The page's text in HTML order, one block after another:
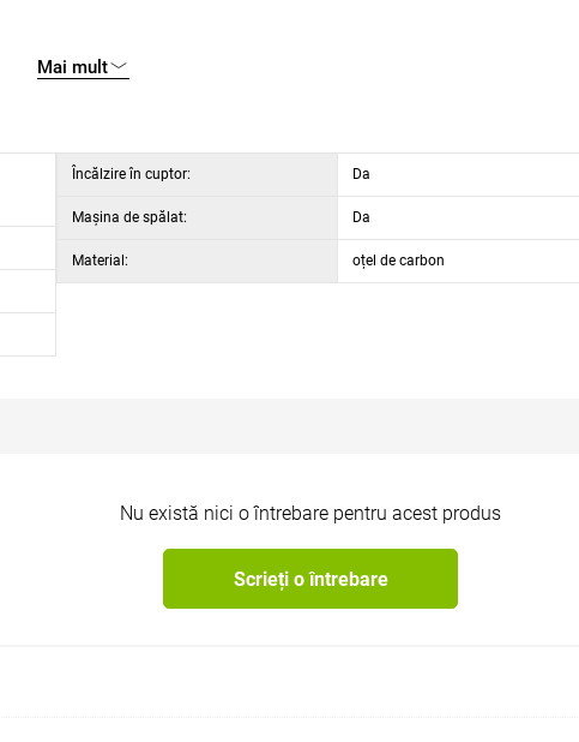
Mai mult
Încălzire în cuptor: Da
Maşina de spălat: Da
Material: oțel de carbon
Nu există nici o întrebare pentru acest produs
Scrieți o întrebare